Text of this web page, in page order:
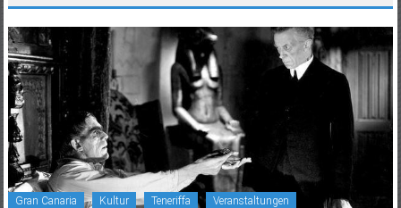
Inseln
Gran Canaria Kultur Teneriffa Veranstaltungen